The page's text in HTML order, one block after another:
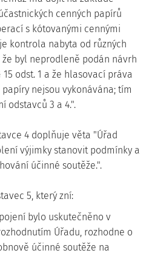
cenných papírů
s kótovanými cennými
kontrola nabyta od různých
byl neprodleně podán návrh
odst. 1 a že hlasovací práva
nejsou vykonávána; tím
odstavců 3 a 4.".
4 doplňuje věta "Úřad
výjimky stanovit podmínky a
účinné soutěže.".
5, který zní:
bylo uskutečněno v
Úřadu, rozhodne o
účinné soutěže na